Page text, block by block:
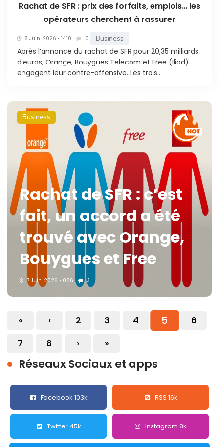
Rachat de SFR : prix des forfaits, emplois… les
opérateurs cherchent à rassurer
8 Juin. 2026 • 14:10 0 Business
Après l’annonce du rachat de SFR pour 20,35 milliards
d’euros, Orange, Bouygues Telecom et Free (Iliad)
engagent leur contre-offensive. Les trois...
Business
Rachat de SFR : c’est
fait, un accord a été
trouvé avec Orange,
Bouygues et Free
7 Juin. 2026 • 0:36 3
« ‹ 2 3 4 5
6
7
8 › »
Réseaux Sociaux et apps
Facebook 103k RSS 16k
Twitter 45k Instagram 8k